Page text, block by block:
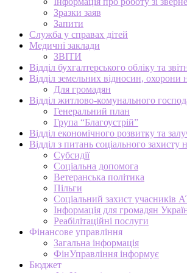
Зразки заяв
Запити
Служба у справах дітей
Медичні заклади
ЗВІТИ
Відділ бухгалтерського обліку та
Відділ земельних відносин, охорони
Для громадян
Відділ житлово-комунального
Генеральний план
Група “Благоустрій”
Відділ економічного розвитку та
Відділ з питань соціального захисту
Субсидії
Соціальна допомога
Ветеранська політика
Пільги
Соціальний захист учасників
Інформація для громадян
Реабілітаційні послуги
Фінансове управління
Загальна інформація
ФінУправління інформує
Бюджет